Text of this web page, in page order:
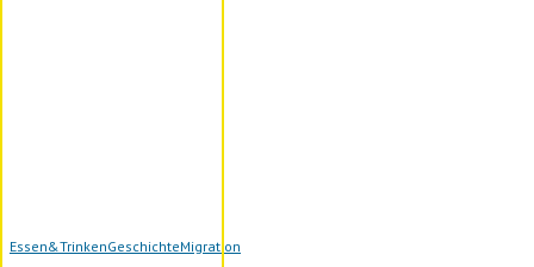
Essen&TrinkenGeschichteMigration